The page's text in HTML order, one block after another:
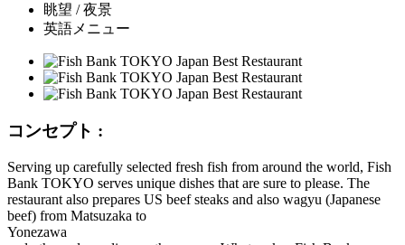
眺望 / 夜景
英語メニュー
コンセプト :
Serving up carefully selected fresh fish from around the world, Fish
Bank TOKYO serves unique dishes that are sure to please. The
restaurant also prepares US beef steaks and also wagyu (Japanese
beef) from Matsuzaka to
Yonezawa